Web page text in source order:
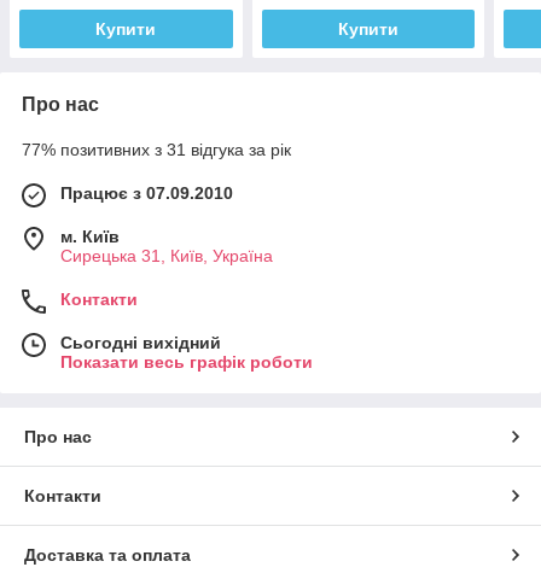
Купити Купити
Про нас
77% позитивних з 31 відгука за рік
Працює з 07.09.2010
м. Київ
Сирецька 31, Київ, Україна
Контакти
Сьогодні вихідний
Показати весь графік роботи
Про нас
Контакти
Доставка та оплата